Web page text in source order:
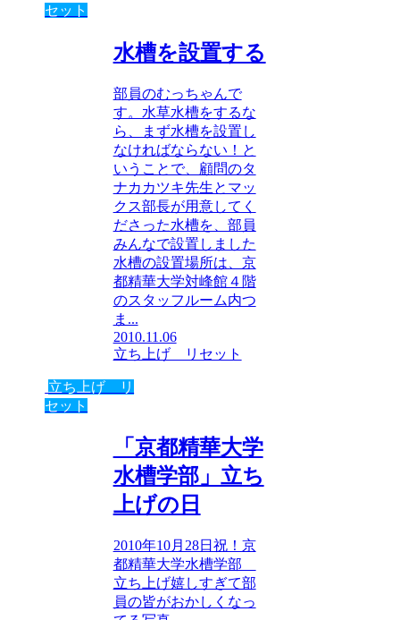
セット
水槽を設置する
部員のむっちゃんで
す。水草水槽をするな
ら、まず水槽を設置し
なければならない！と
いうことで、顧問のタ
ナカカツキ先生とマッ
クス部長が用意してく
ださった水槽を、部員
みんなで設置しました
水槽の設置場所は、京
都精華大学対峰館４階
のスタッフルーム内つ
ま...
2010.11.06
立ち上げ リセット
立ち上げ リ
セット
「京都精華大学
水槽学部」立ち
上げの日
2010年10月28日祝！京
都精華大学水槽学部
立ち上げ嬉しすぎて部
員の皆がおかしくなっ